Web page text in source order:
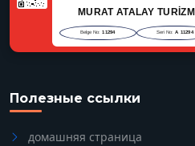
MURAT ATALAY TURİZM
Belge No: 11294 Seri No: A 11294
Полезные ссылки
домашняя страница